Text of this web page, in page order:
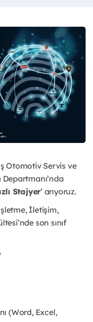
Otomotiv Servis ve
Stajyer’ arıyoruz.
İletişim,
son sınıf
(Word, Excel,